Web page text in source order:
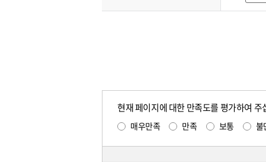
현재 페이지에 대한 만족도를 평가하여 주
매우만족 만족 보통 불